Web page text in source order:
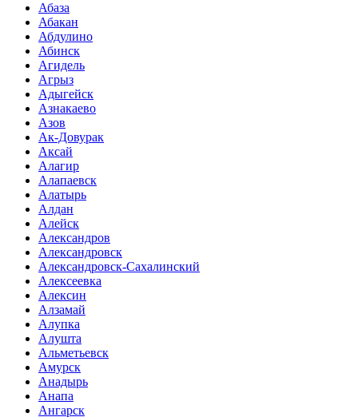
Абаза
Абакан
Абдулино
Абинск
Агидель
Агрыз
Адыгейск
Азнакаево
Азов
Ак-Довурак
Аксай
Алагир
Алапаевск
Алатырь
Алдан
Алейск
Александров
Александровск
Александровск-Сахалинский
Алексеевка
Алексин
Алзамай
Алупка
Алушта
Альметьевск
Амурск
Анадырь
Анапа
Ангарск